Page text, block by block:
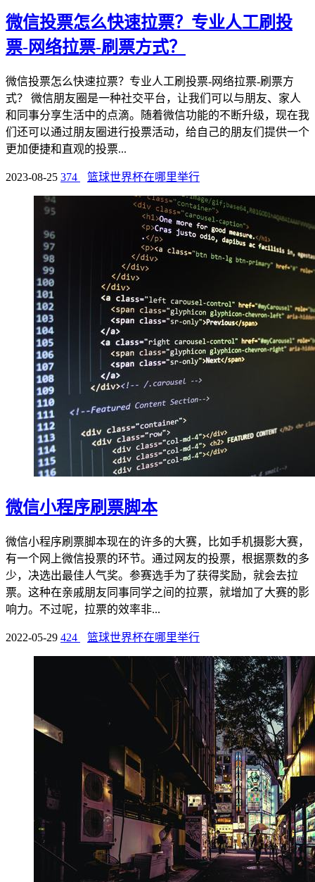
微信投票怎么快速拉票？专业人工刷投
票-网络拉票-刷票方式？
微信投票怎么快速拉票？专业人工刷投票-网络拉票-刷票方
式？ 微信朋友圈是一种社交平台，让我们可以与朋友、家人
和同事分享生活中的点滴。随着微信功能的不断升级，现在我
们还可以通过朋友圈进行投票活动，给自己的朋友们提供一个
更加便捷和直观的投票...
2023-08-25 374 篮球世界杯在哪里举行
微信小程序刷票脚本
微信小程序刷票脚本现在的许多的大赛，比如手机摄影大赛，
有一个网上微信投票的环节。通过网友的投票，根据票数的多
少，决选出最佳人气奖。参赛选手为了获得奖励，就会去拉
票。这种在亲戚朋友同事同学之间的拉票，就增加了大赛的影
响力。不过呢，拉票的效率非...
2022-05-29 424 篮球世界杯在哪里举行